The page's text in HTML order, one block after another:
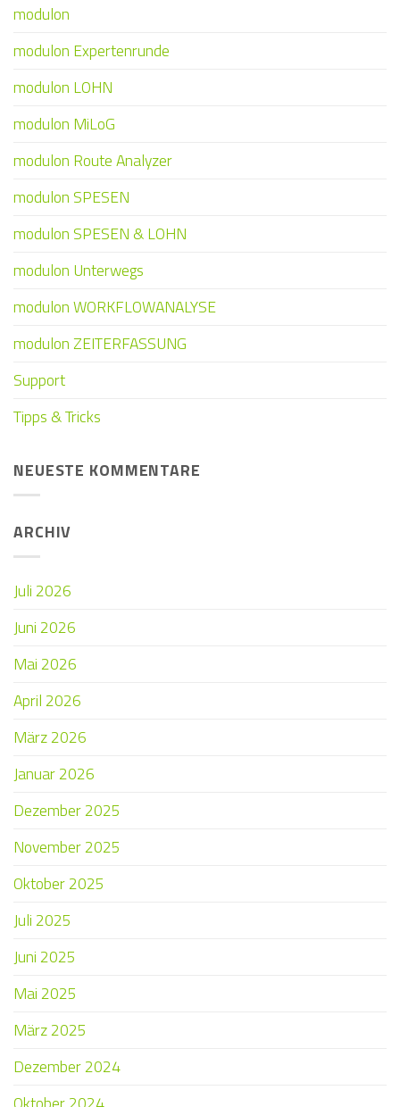
modulon
modulon Expertenrunde
modulon LOHN
modulon MiLoG
modulon Route Analyzer
modulon SPESEN
modulon SPESEN & LOHN
modulon Unterwegs
modulon WORKFLOWANALYSE
modulon ZEITERFASSUNG
Support
Tipps & Tricks
NEUESTE KOMMENTARE
ARCHIV
Juli 2026
Juni 2026
Mai 2026
April 2026
März 2026
Januar 2026
Dezember 2025
November 2025
Oktober 2025
Juli 2025
Juni 2025
Mai 2025
März 2025
Dezember 2024